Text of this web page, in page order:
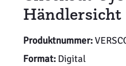
Händlersicht
Produktnummer:
Format:Digital